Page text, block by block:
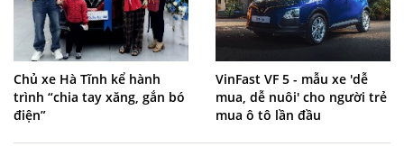
Chủ xe Hà Tĩnh kể hành
trình “chia tay xăng, gắn bó
điện”
VinFast VF 5 - mẫu xe 'dễ
mua, dễ nuôi' cho người trẻ
mua ô tô lần đầu